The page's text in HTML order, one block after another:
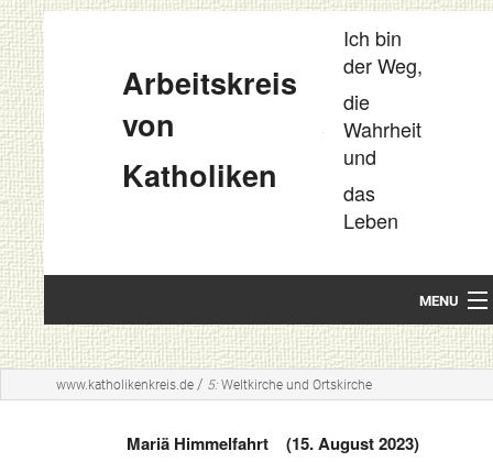
Arbeitskreis
von
Katholiken
Ich bin
der Weg,
die
Wahrheit
und
das
Leben
MENU
Startseite
Unsere Leitideen
www.katholikenkreis.de / 5: Weltkirche und Ortskirche
Mariä Himmelfahrt (15. August 2023)